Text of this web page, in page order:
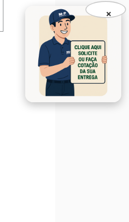
×